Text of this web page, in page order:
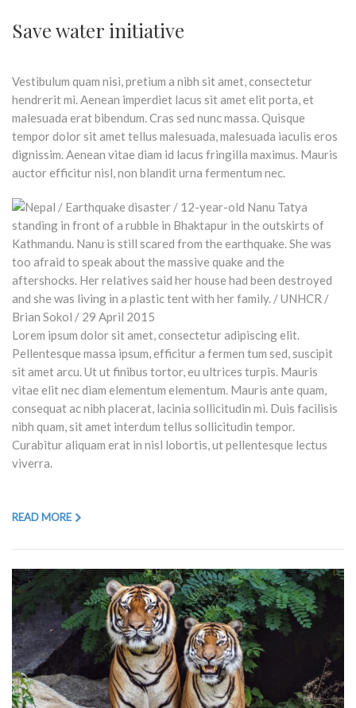
Save water initiative
Vestibulum quam nisi, pretium a nibh sit amet, consectetur
hendrerit mi. Aenean imperdiet lacus sit amet elit porta, et
malesuada erat bibendum. Cras sed nunc massa. Quisque
tempor dolor sit amet tellus malesuada, malesuada iaculis eros
dignissim. Aenean vitae diam id lacus fringilla maximus. Mauris
auctor efficitur nisl, non blandit urna fermentum nec.
Lorem ipsum dolor sit amet, consectetur adipiscing elit.
Pellentesque massa ipsum, efficitur a fermen tum sed, suscipit
sit amet arcu. Ut ut finibus tortor, eu ultrices turpis. Mauris
vitae elit nec diam elementum elementum. Mauris ante quam,
consequat ac nibh placerat, lacinia sollicitudin mi. Duis facilisis
nibh quam, sit amet interdum tellus sollicitudin tempor.
Curabitur aliquam erat in nisl lobortis, ut pellentesque lectus
viverra.
READ MORE